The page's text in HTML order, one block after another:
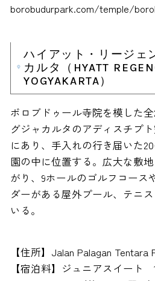
borobudurpark.com/temple/
ハイアット・リージェ
カルタ（HYATT
YOGYAKARTA）
ボロブドゥール寺院を模した
グジャカルタのアディスチプ
にあり、手入れの行き届いた
園の中に位置する。広大な敷
がり、9ホールのゴルフコース
ダーがある屋外プール、テニ
いる。
【住所】Jalan Palagan
【宿泊料】ジュニアスイー